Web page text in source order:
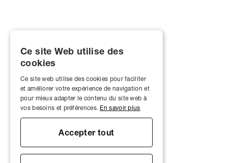
Ce site Web utilise des
cookies
Ce site web utilise des cookies pour faciliter
et améliorer votre expérience de navigation et
pour mieux adapter le contenu du site web à
vos besoins et préférences. En savoir plus
Accepter tout